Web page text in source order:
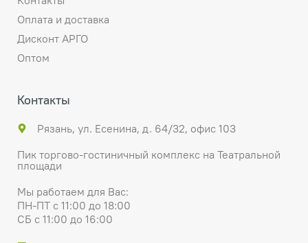
Оплата и доставка
Дисконт АРГО
Оптом
Контакты
Рязань, ул. Есенина, д. 64/32, офис 103
Пик торгово-гостиничный комплекс на Театральной
площади
Мы работаем для Вас:
ПН-ПТ с 11:00 до 18:00
СБ с 11:00 до 16:00